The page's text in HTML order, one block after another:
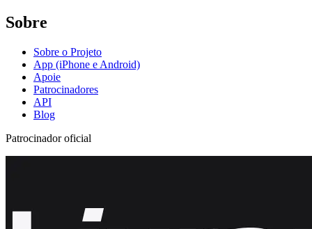
Sobre
Sobre o Projeto
App (iPhone e Android)
Apoie
Patrocinadores
API
Blog
Patrocinador oficial